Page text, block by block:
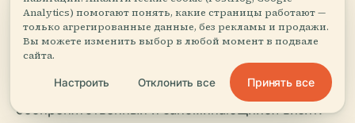
посещения как местными жителями, так и
туристами. Планируйте заранее, бронируйте
билеты заблаговременно и используйте это
руководство, чтобы обеспечить
беспрепятственный и запоминающийся визит.
Analytics) помогают понять, какие страницы работают —
только агрегированные данные, без рекламы и продажи.
Вы можете изменить выбор в любой момент в подвале
сайта.
Настроить Отклонить все Принять все